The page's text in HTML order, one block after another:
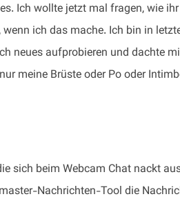
Ich wollte jetzt mal fragen, wie
ich das mache. Ich bin in
neues aufprobieren und dachte
meine Brüste oder Po oder
sich beim Webcam Chat nackt
Nachrichten-Tool die